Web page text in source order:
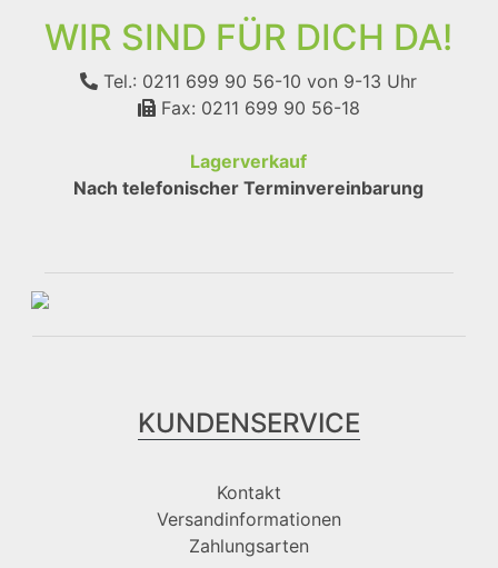
WIR SIND FÜR DICH DA!
Tel.: 0211 699 90 56-10 von 9-13 Uhr
Fax: 0211 699 90 56-18
Lagerverkauf
Nach telefonischer Terminvereinbarung
KUNDENSERVICE
Kontakt
Versandinformationen
Zahlungsarten